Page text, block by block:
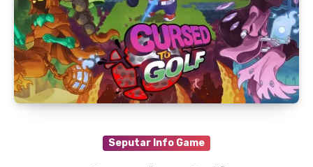
Seputar Info Game